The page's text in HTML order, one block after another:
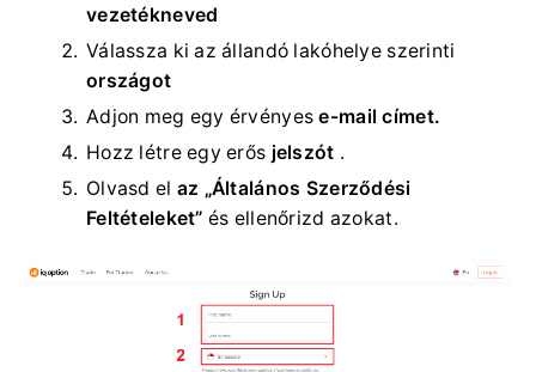
vezetékneved
Válassza ki azállandó lakóhelye szerinti
országot
Adjon meg egy érvényese-mail címet.
Hozz létre egy erős jelszót .
Olvasd el az „Általános Szerződési
Feltételeket” és ellenőrizd azokat.